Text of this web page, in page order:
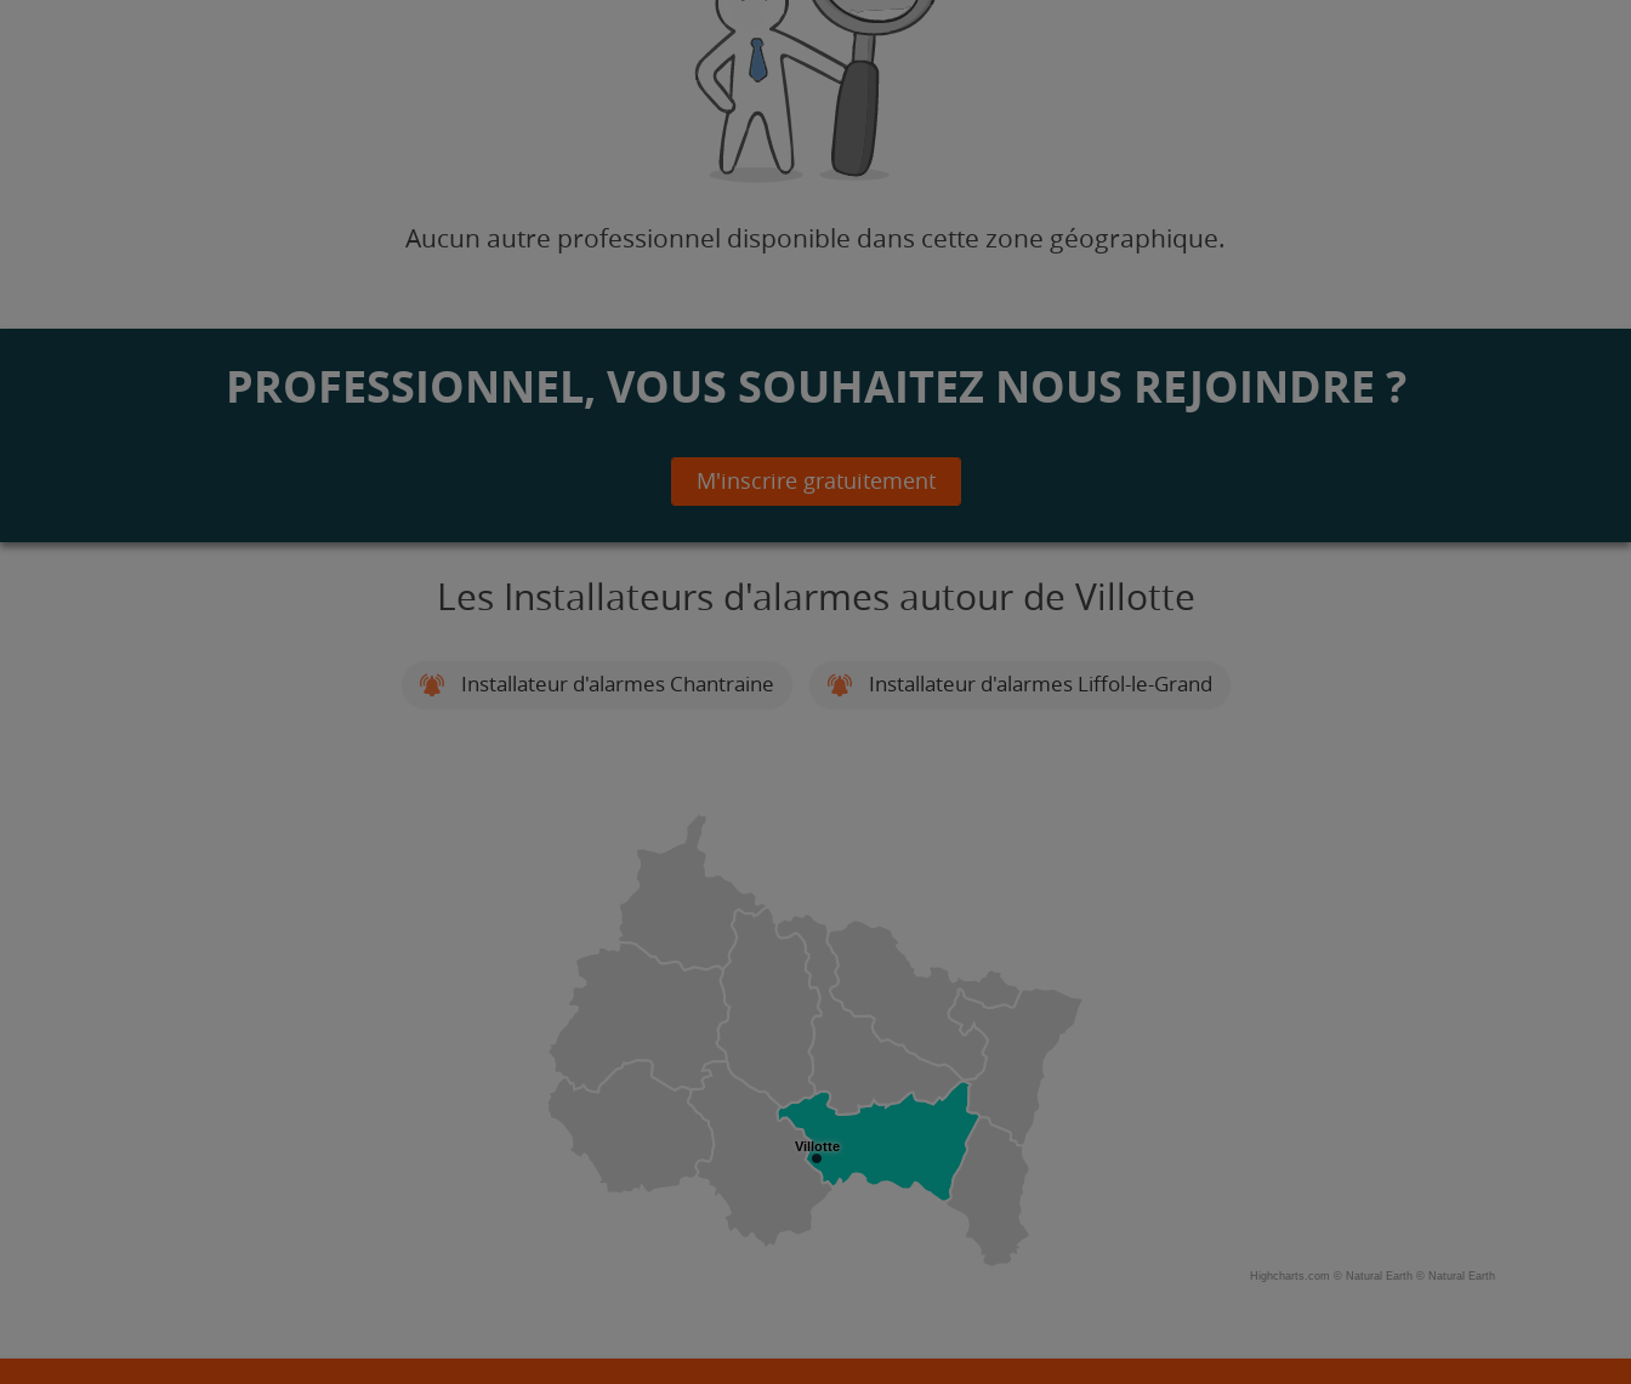
Aucun autre professionnel disponible dans cette zone géographique.
PROFESSIONNEL, VOUS SOUHAITEZ NOUS REJOINDRE ?
M'inscrire gratuitement
Les Installateurs d'alarmes autour de Villotte
Installateur d'alarmes Chantraine Installateur d'alarmes Liffol-le-Grand
Villotte
Highcharts.com © Natural Earth © Natural Earth